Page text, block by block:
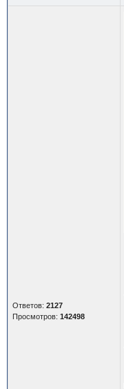
Ответов: 2127
Просмотров: 142498